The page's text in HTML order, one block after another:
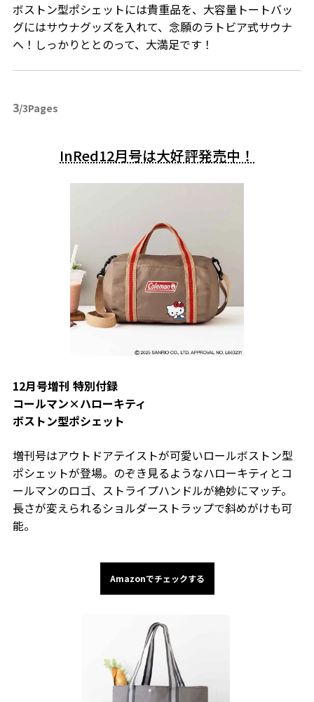
ボストン型ポシェットには貴重品を、大容量トートバッ
グにはサウナグッズを入れて、念願のラトビア式サウナ
へ！しっかりととのって、大満足です！
3/3Pages
InRed12月号は大好評発売中！
12月号増刊 特別付録
コールマン×ハローキティ
ボストン型ポシェット
増刊号はアウトドアテイストが可愛いロールボストン型
ポシェットが登場。のぞき見るようなハローキティとコ
ールマンのロゴ、ストライプハンドルが絶妙にマッチ。
長さが変えられるショルダーストラップで斜めがけも可
能。
Amazonでチェックする